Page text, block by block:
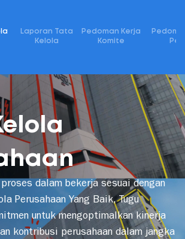
dalam bekerja sesuai dengan
Perusahaan Yang Baik, Tugu
untuk mengoptimalkan kinerja
kontribusi perusahaan dalam jangka
Laporan Tata
Kelola
Pedoman Kerja
Komite